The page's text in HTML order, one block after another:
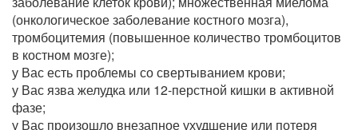
(онкологическое заболевание костного мозга),
тромбоцитемия (повышенное количество тромбоцитов
в костном мозге);
у Вас есть проблемы со свертыванием крови;
у Вас язва желудка или 12-перстной кишки в активной
фазе;
у Вас произошло внезапное ухудшение или потеря